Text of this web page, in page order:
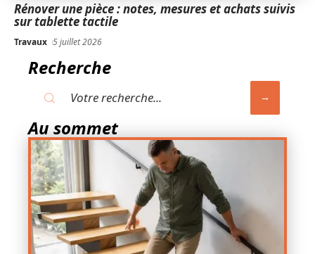
Rénover une pièce : notes, mesures et achats suivis
sur tablette tactile
Travaux 5 juillet 2026
Recherche
Au sommet